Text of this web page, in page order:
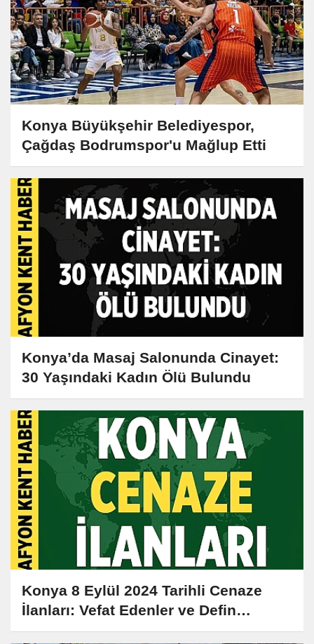
Konya Büyükşehir Belediyespor,
Çağdaş Bodrumspor'u Mağlup Etti
Konya’da Masaj Salonunda Cinayet:
30 Yaşındaki Kadın Ölü Bulundu
Konya 8 Eylül 2024 Tarihli Cenaze
İlanları: Vefat Edenler ve Defin
Bilgileri